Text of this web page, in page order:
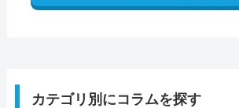
カテゴリ別にコラムを探す